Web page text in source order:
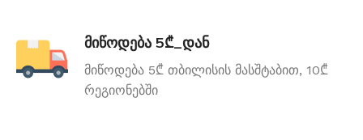
მიწოდება 5₾_დან
მიწოდება 5₾ თბილისის მასშტაბით, 10₾
რეგიონებში